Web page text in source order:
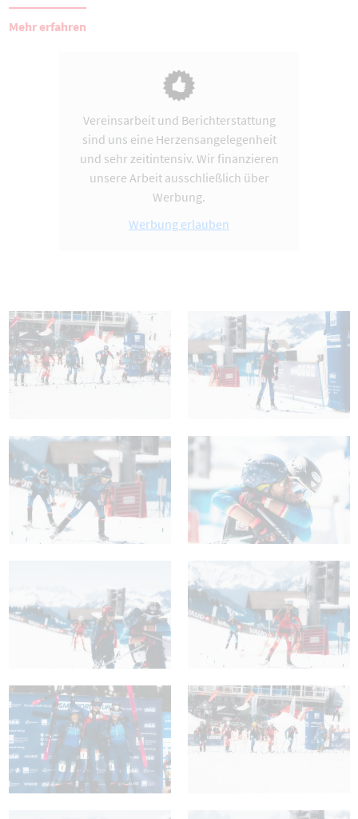
Mehr erfahren
Vereinsarbeit und Berichterstattung
sind uns eine Herzensangelegenheit
und sehr zeitintensiv. Wir finanzieren
unsere Arbeit ausschließlich über
Werbung.
Werbung erlauben